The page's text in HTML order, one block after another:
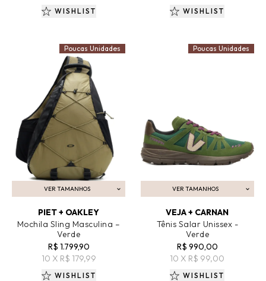
WISHLIST WISHLIST
VER TAMANHOS
ADICIONAR AO CARRINHO
PIET + OAKLEY
Mochila Sling Masculina –
Verde
R$ 1.799,90
10 X R$ 179,99
Poucas Unidades
WISHLIST
VER TAMANHOS
ADICIONAR AO CARRINHO
VEJA + CARNAN
Tênis Salar Unissex -
Verde
R$ 990,00
10 X R$ 99,00
Poucas Unidades
WISHLIST